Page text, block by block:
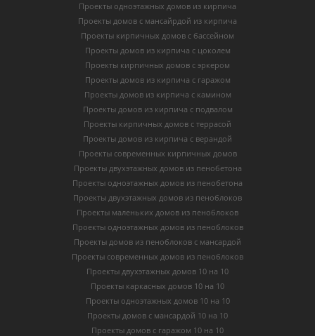
Проекты одноэтажных домов из кирпича
Проекты домов с мансайрдой из кирпича
Проекты кирпичных домов с бассейном
Проекты домов из кирпича с цоколем
Проекты кирпичных домов с эркером
Проекты домов из кирпича с гаражом
Проекты домов из кирпича с камином
Проекты домов из кирпича с подвалом
Проекты кирпичных домов с террасой
Проекты домов из кирпича с верандой
Проекты современных кирпичных домов
Проекты двухэтажных домов из пенобетона
Проекты одноэтажных домов из пенобетона
Проекты двухэтажных домов из пеноблоков
Проекты маленьких домов из пеноблоков
Проекты одноэтажных домов из пеноблоков
Проекты домов из пеноблоков с мансардой
Проекты современных домов из пеноблоков
Проекты двухэтажных домов 10 на 10
Проекты каркасных домов 10 на 10
Проекты одноэтажных домов 10 на 10
Проекты домов с мансардой 10 на 10
Проекты домов с гаражом 10 на 10